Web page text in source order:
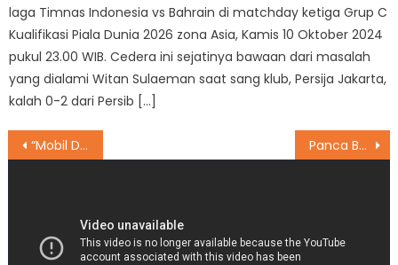
laga Timnas Indonesia vs Bahrain di matchday ketiga Grup C
Kualifikasi Piala Dunia 2026 zona Asia, Kamis 10 Oktober 2024
pukul 23.00 WIB. Cedera ini sejatinya bawaan dari masalah
yang dialami Witan Sulaeman saat sang klub, Persija Jakarta,
kalah 0-2 dari Persib […]
Post
“Mobil Dilarang Masuk MH Thamrin – Sudirman Saat Malam Tahun Baru” Panca Bunuh 4 Anaknya Usai Temukan Bukti Istri Selingkuh Chat 3 Pria